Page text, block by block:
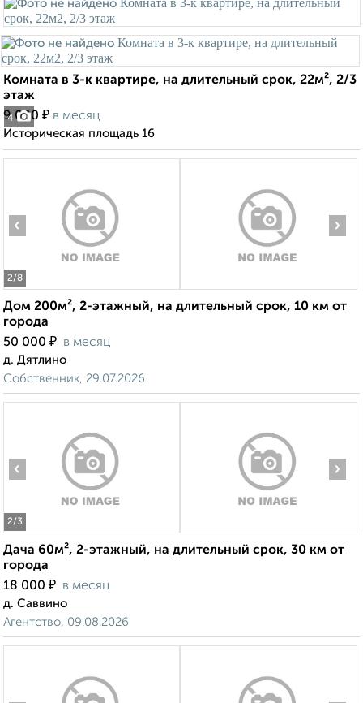
4
Комната в 3-к квартире, на длительный срок, 22м², 2/3
этаж
9 000 ₽ в месяц
Историческая площадь 16
2/8
‹ ›
Дом 200м², 2-этажный, на длительный срок, 10 км от
города
50 000 ₽ в месяц
д. Дятлино
Собственник, 29.07.2026
2/3
‹ ›
Дача 60м², 2-этажный, на длительный срок, 30 км от
города
18 000 ₽ в месяц
д. Саввино
Агентство, 09.08.2026